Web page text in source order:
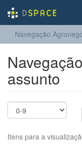
Navegação
assunto
Itens para a